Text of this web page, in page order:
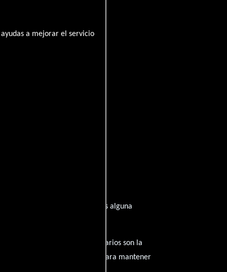
a mejorar el servicio
de su trayectoria? ¿Tienes alguna
del cine, y tus comentarios son la
inapropiado será eliminado para mantener